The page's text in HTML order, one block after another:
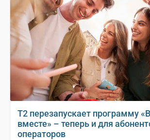
Т2 перезапускает программу
вместе» – теперь и для
операторов